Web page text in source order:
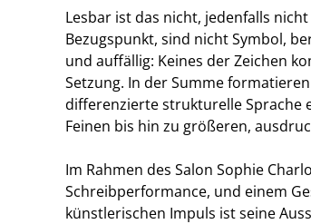
Lesbar ist das nicht, jedenfalls
Bezugspunkt, sind nicht Symbol,
und auffällig: Keines der Zeichen
Setzung. In der Summe
differenzierte strukturelle Sprache
Feinen bis hin zu größeren,
Im Rahmen des Salon Sophie
Schreibperformance, und einem
künstlerischen Impuls ist seine